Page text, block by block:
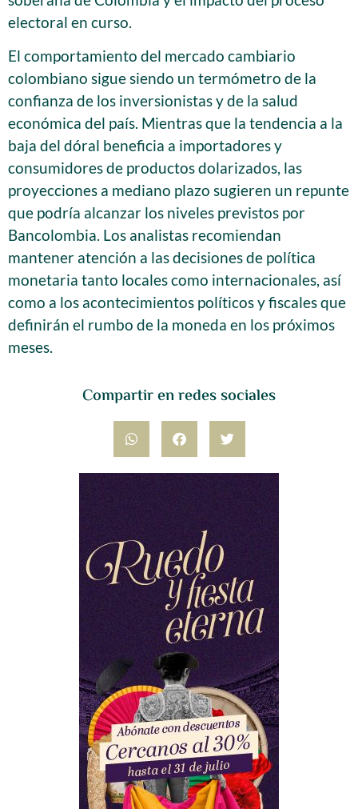
Compartir en redes sociales
electoral en curso.
El comportamiento del mercado cambiario
colombiano sigue siendo un termómetro de la
confianza de los inversionistas y de la salud
económica del país. Mientras que la tendencia a la
baja del dóral beneficia a importadores y
consumidores de productos dolarizados, las
proyecciones a mediano plazo sugieren un repunte
que podría alcanzar los niveles previstos por
Bancolombia. Los analistas recomiendan
mantener atención a las decisiones de política
monetaria tanto locales como internacionales, así
como a los acontecimientos políticos y fiscales que
definirán el rumbo de la moneda en los próximos
meses.